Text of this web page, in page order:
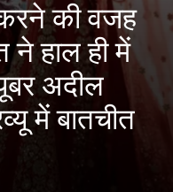
की वजह
ने हाल ही में
अदील
में बातचीत